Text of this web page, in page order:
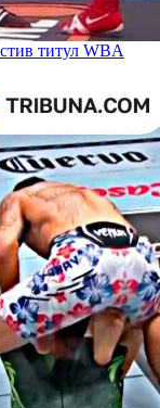
титул WBA